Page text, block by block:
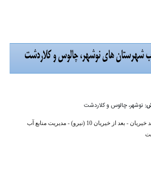
نوشهر، چالوس و کلاردشت
نوشهر - بلوار شهید خیریان - بعد از خیریان 10 (نیرو) - مدیریت منابع آب